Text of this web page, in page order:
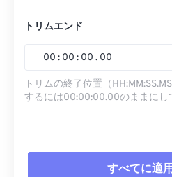
トリムエンド
00 : 00 : 00 . 00
トリムの終了位置（
するには00:00:00.00のままにし
すべてに適